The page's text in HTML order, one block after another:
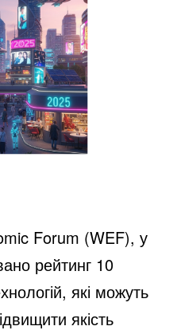
Forum (WEF), у
рейтинг 10
які можуть
якість